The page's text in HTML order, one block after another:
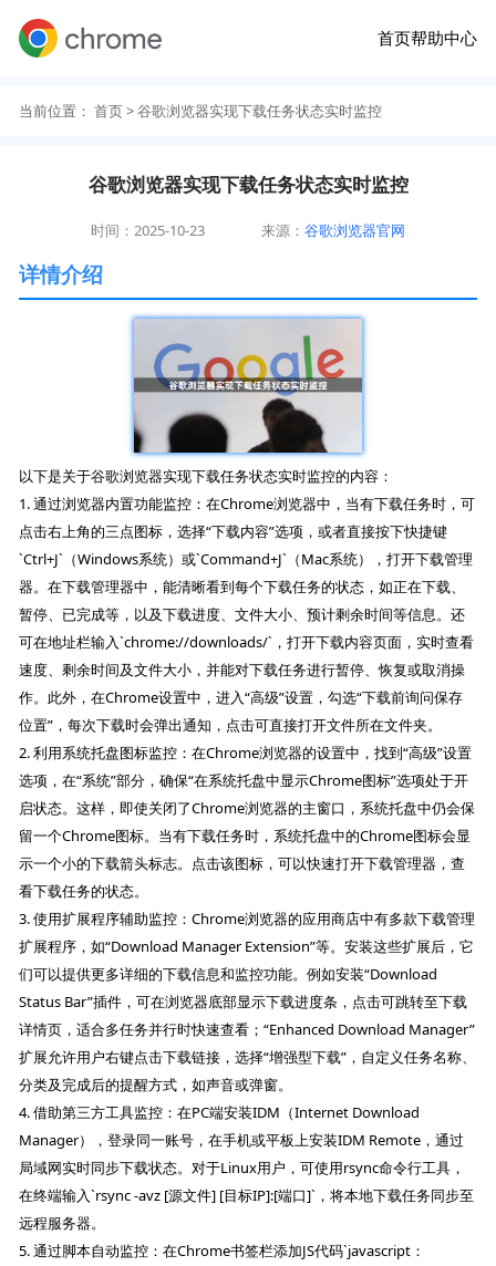
首页帮助中心
当前位置： 首页> 谷歌浏览器实现下载任务状态实时监控
谷歌浏览器实现下载任务状态实时监控
时间：2025-10-23 来源：谷歌浏览器官网
详情介绍
以下是关于谷歌浏览器实现下载任务状态实时监控的内容：
1. 通过浏览器内置功能监控：在Chrome浏览器中，当有下载任务时，可
点击右上角的三点图标，选择“下载内容”选项，或者直接按下快捷键
`Ctrl+J`（Windows系统）或`Command+J`（Mac系统），打开下载管理
器。在下载管理器中，能清晰看到每个下载任务的状态，如正在下载、
暂停、已完成等，以及下载进度、文件大小、预计剩余时间等信息。还
可在地址栏输入`chrome://downloads/`，打开下载内容页面，实时查看
速度、剩余时间及文件大小，并能对下载任务进行暂停、恢复或取消操
作。此外，在Chrome设置中，进入“高级”设置，勾选“下载前询问保存
位置”，每次下载时会弹出通知，点击可直接打开文件所在文件夹。
2. 利用系统托盘图标监控：在Chrome浏览器的设置中，找到“高级”设置
选项，在“系统”部分，确保“在系统托盘中显示Chrome图标”选项处于开
启状态。这样，即使关闭了Chrome浏览器的主窗口，系统托盘中仍会保
留一个Chrome图标。当有下载任务时，系统托盘中的Chrome图标会显
示一个小的下载箭头标志。点击该图标，可以快速打开下载管理器，查
看下载任务的状态。
3. 使用扩展程序辅助监控：Chrome浏览器的应用商店中有多款下载管理
扩展程序，如“Download Manager Extension”等。安装这些扩展后，它
们可以提供更多详细的下载信息和监控功能。例如安装“Download
Status Bar”插件，可在浏览器底部显示下载进度条，点击可跳转至下载
详情页，适合多任务并行时快速查看；“Enhanced Download Manager”
扩展允许用户右键点击下载链接，选择“增强型下载”，自定义任务名称、
分类及完成后的提醒方式，如声音或弹窗。
4. 借助第三方工具监控：在PC端安装IDM（Internet Download
Manager），登录同一账号，在手机或平板上安装IDM Remote，通过
局域网实时同步下载状态。对于Linux用户，可使用rsync命令行工具，
在终端输入`rsync -avz [源文件] [目标IP]:[端口]`，将本地下载任务同步至
远程服务器。
5. 通过脚本自动监控：在Chrome书签栏添加JS代码`javascript：